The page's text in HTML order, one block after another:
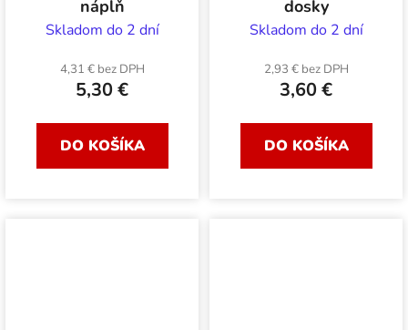
náplň
Skladom do 2 dní
4,31 € bez DPH
5,30 €
DO KOŠÍKA
dosky
Skladom do 2 dní
2,93 € bez DPH
3,60 €
DO KOŠÍKA